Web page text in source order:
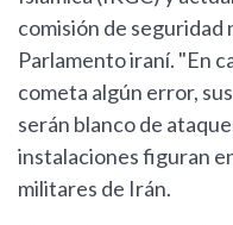
comisión de
Parlamento iraní. "En
cometa algún error,
serán blanco de
instalaciones figuran
militares de Irán.